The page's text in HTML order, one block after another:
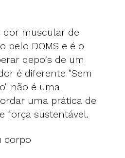
dor muscular de
pelo DOMS e é o
depois de um
é diferente "Sem
não é uma
uma prática de
força sustentável.
corpo